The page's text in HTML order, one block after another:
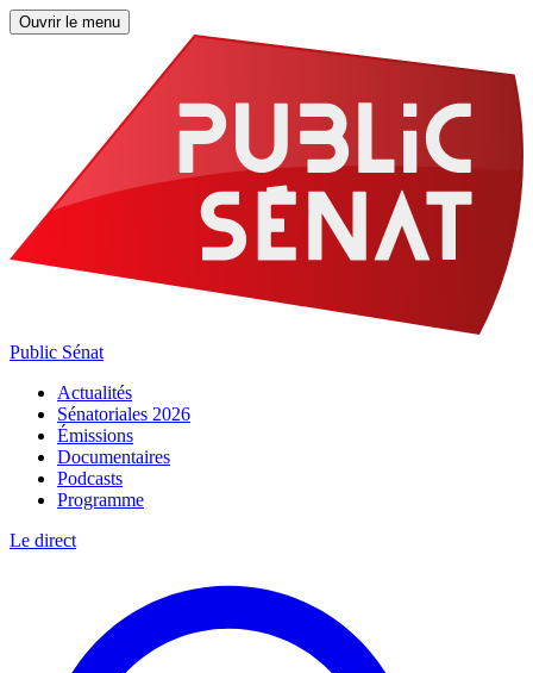
Ouvrir le menu
Public Sénat
Actualités
Sénatoriales 2026
Émissions
Documentaires
Podcasts
Programme
Le direct